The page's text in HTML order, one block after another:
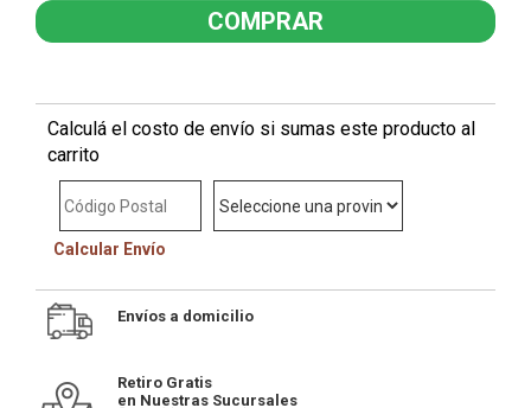
Calculá el costo de envío si sumas este producto al
carrito
Calcular Envío
Envíos a domicilio
Retiro Gratis
en Nuestras Sucursales